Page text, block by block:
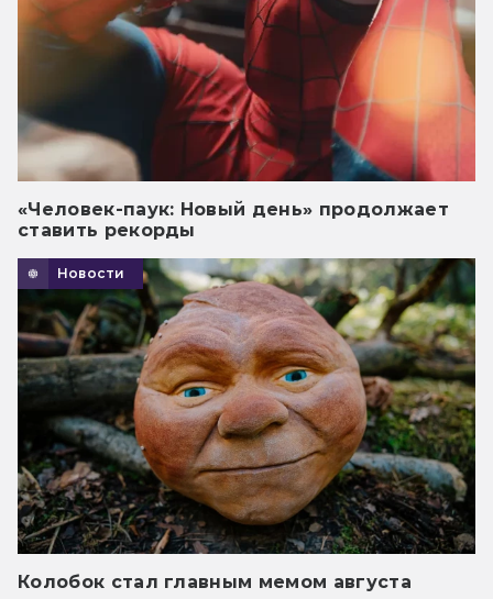
«Человек-паук: Новый день» продолжает
ставить рекорды
Новости
Колобок стал главным мемом августа